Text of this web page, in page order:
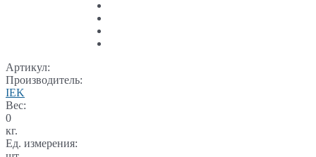
Артикул:
Производитель:
IEK
Вес:
0
кг.
Ед. измерения: